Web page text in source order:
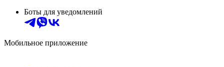
Боты для уведомлений
Мобильное приложение